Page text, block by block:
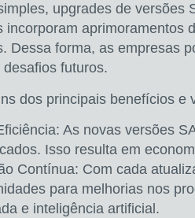
upgrades de versões
incorporam aprimoramentos
Dessa forma, as empresas
futuros.
dos principais benefícios e
As novas versões
Isso resulta em
Contínua: Com cada
para melhorias nos
e inteligência artificial.